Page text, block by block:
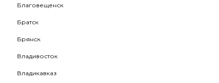
Благовещенск
Братск
Брянск
Владивосток
Владикавказ